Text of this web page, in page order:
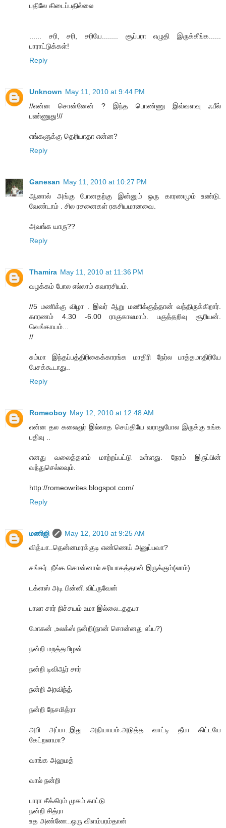
பதிலே கிடைப்பதில்லை
...... சரி, சரி, சரியே........ சூப்பரா எழுதி இருக்கீங்க......
பாராட்டுக்கள்!
Reply
Unknown May 11, 2010 at 9:44 PM
//என்ன சொன்னேன் ? இந்த பொண்ணு இவ்வளவு ஃபீல்
பண்ணுது!//
எங்களுக்கு தெரியாதா என்ன?
Reply
Ganesan May 11, 2010 at 10:27 PM
ஆனால் அங்கு போனதற்கு இன்னும் ஒரு காரணமும் உண்டு.
வேண்டாம் . சில ரசனைகள் ரகசியமானவை.
அவங்க யாரு??
Reply
Thamira May 11, 2010 at 11:36 PM
வழக்கம் போல எல்லாம் சுவாரசியம்.
//5 மணிக்கு விழா . இவர் ஆறு மணிக்குத்தான் வந்திருக்கிறார்.
காரணம் 4.30 -6.00 ராகுகாலமாம். பகுத்தறிவு சூரியன்.
வெங்காயம்...
//
சும்மா இந்தப்பத்திரிகைக்காரங்க மாதிரி நேர்ல பாத்தமாதிரியே
பேசக்கூடாது..
Reply
Romeoboy May 12, 2010 at 12:48 AM
என்ன தல கலைஞர் இல்லாத செய்தியே வராதுபோல இருக்கு உங்க
பதிவு ..
எனது வலைத்தளம் மாற்றப்பட்டு உள்ளது. நேரம் இருப்பின்
வந்துசெல்லவும்.
http://romeowrites.blogspot.com/
Reply
மணிஜி
May 12, 2010 at 9:25 AM
வித்யா..தென்னமரக்குடி எண்ணெய் அனுப்பவா?
சங்கர்..நீங்க சொன்னால் சரியாகத்தான் இருக்கும்(லாம்)
டக்ளஸ் அடி பின்னி விட்ருவேன்
பாலா சார் நிச்சயம் உமா இல்லை..ததபா
மோகன் ,உலக்ஸ் நன்றி(நான் சொன்னது எப்ப?)
நன்றி மறத்தமிழன்
நன்றி டிவிஆர் சார்
நன்றி அரவிந்த்
நன்றி நேசமித்ரா
அபி அப்பா..இது அநியாயம்.அடுத்த வாட்டி தீபா கிட்டயே
கேட்றலாமா?
வாங்க அஹமத்
வால் நன்றி
பாரா சீக்கிரம் முகம் காட்டு
நன்றி சித்ரா
உத அண்ணே..ஒரு விளம்பரம்தான்